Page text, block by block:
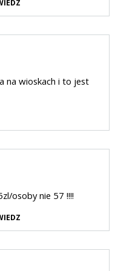
na wioskach i to jest
osoby nie 57 !!!!